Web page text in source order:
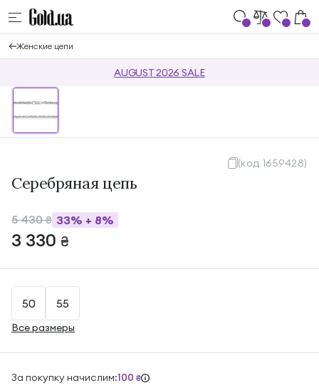
Женские цепи
AUGUST 2026 SALE
(код 1659428)
Серебряная цепь
5 430₴ 33% + 8%
3 330 ₴
50 55
Все размеры
За покупку начислим:100 ₴